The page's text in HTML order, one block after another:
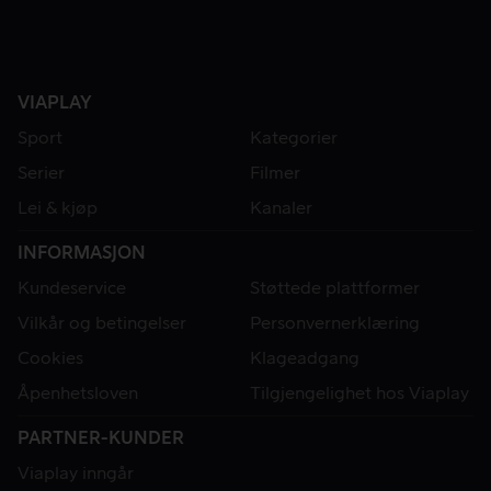
VIAPLAY
Sport
Kategorier
Serier
Filmer
Lei & kjøp
Kanaler
INFORMASJON
Kundeservice
Støttede plattformer
Vilkår og betingelser
Personvernerklæring
Cookies
Klageadgang
Åpenhetsloven
Tilgjengelighet hos Viaplay
PARTNER-KUNDER
Viaplay inngår